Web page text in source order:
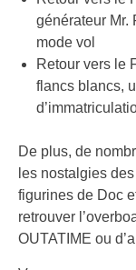
générateur Mr.
mode vol
Retour vers le
flancs blancs,
De plus, de
les nostalgies
figurines de Doc
retrouver
OUTATIME ou